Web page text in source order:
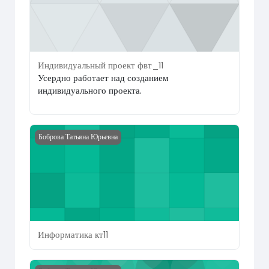
Индивидуальный проект фвт_11
Усердно работает над созданием
индивидуального проекта.
Course image Информатика кт11
Боброва Татьяна Юрьевна
Информатика кт11